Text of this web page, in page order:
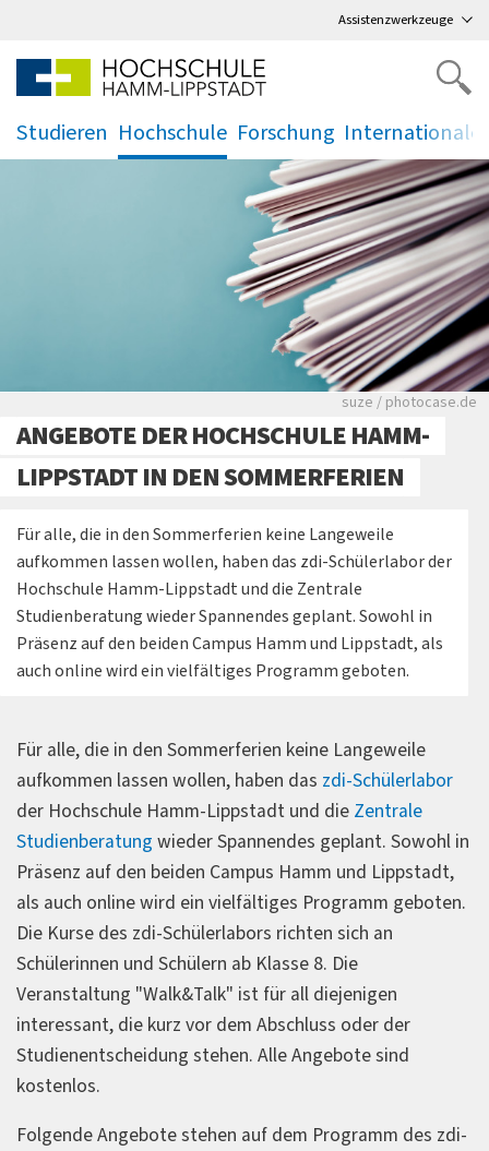
Assistenzwerkzeuge
Studieren
.
Hochschule
.
Forschung
. .
Viele Zeitungen.
suze / photocase.de
ANGEBOTE DER HOCHSCHULE HAMM-
LIPPSTADT IN DEN SOMMERFERIEN
Für alle, die in den Sommerferien keine Langeweile
aufkommen lassen wollen, haben das zdi-Schülerlabor der
Hochschule Hamm-Lippstadt und die Zentrale
Studienberatung wieder Spannendes geplant. Sowohl in
Präsenz auf den beiden Campus Hamm und Lippstadt, als
auch online wird ein vielfältiges Programm geboten.
Für alle, die in den Sommerferien keine Langeweile
aufkommen lassen wollen, haben das zdi-Schülerlabor
der Hochschule Hamm-Lippstadt und die Zentrale
Studienberatung wieder Spannendes geplant. Sowohl in
Präsenz auf den beiden Campus Hamm und Lippstadt,
als auch online wird ein vielfältiges Programm geboten.
Die Kurse des zdi-Schülerlabors richten sich an
Schülerinnen und Schülern ab Klasse 8. Die
Veranstaltung "Walk&Talk" ist für all diejenigen
interessant, die kurz vor dem Abschluss oder der
Studienentscheidung stehen. Alle Angebote sind
kostenlos.
Folgende Angebote stehen auf dem Programm des zdi-